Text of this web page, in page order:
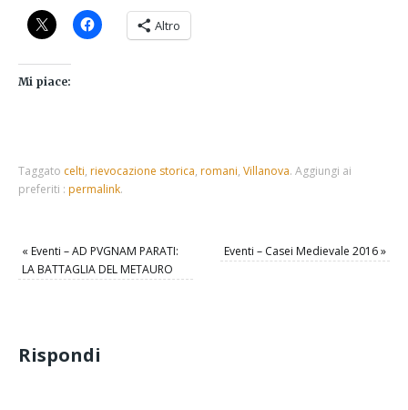
Altro
Mi piace:
Taggato celti, rievocazione storica, romani,Villanova. Aggiungi ai
preferiti : permalink.
« Eventi – AD PVGNAM PARATI:
LA BATTAGLIA DEL METAURO
Eventi – Casei Medievale 2016»
Rispondi